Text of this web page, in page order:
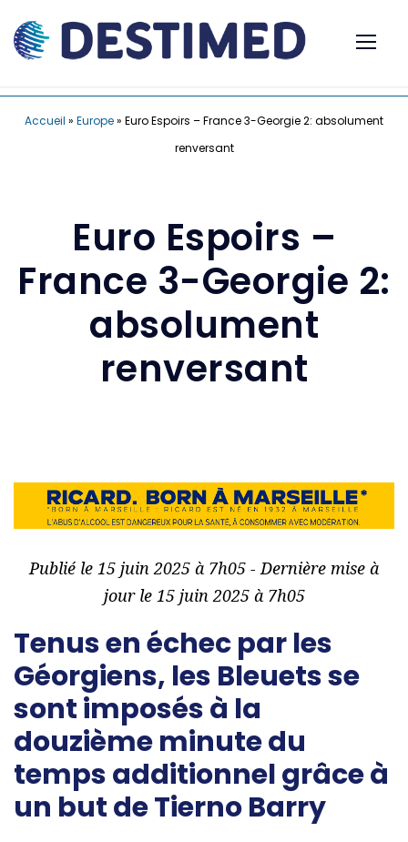
Accueil » Europe» Euro Espoirs – France 3-Georgie 2: absolument
renversant
Euro Espoirs –
France 3-Georgie 2:
absolument
renversant
Publié le 15 juin 2025 à 7h05 - Dernière mise à
jour le 15 juin 2025 à 7h05
Tenus en échec par les
Géorgiens, les Bleuets se
sont imposés à la
douzième minute du
temps additionnel grâce à
un but de Tierno Barry